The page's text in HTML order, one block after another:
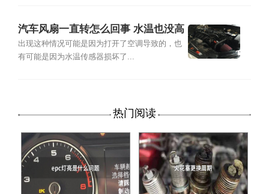
汽车风扇一直转怎么回事 水温也没高
出现这种情况可能是因为打开了空调导致的，也
有可能是因为水温传感器损坏了...
热门阅读